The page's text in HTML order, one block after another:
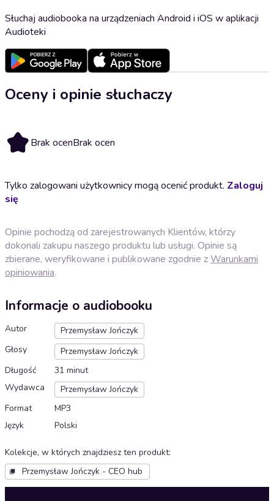
Słuchaj audiobooka na urządzeniach Android i iOS w aplikacji
Audioteki
Oceny i opinie słuchaczy
Brak ocenBrak ocen
Tylko zalogowani użytkownicy mogą ocenić produkt. Zaloguj
się
Opinie pochodzą od zarejestrowanych Klientów, którzy
dokonali zakupu naszego produktu lub usługi. Opinie są
zbierane, weryfikowane i publikowane zgodnie zWarunkami
opiniowania.
Informacje o audiobooku
Autor
Przemysław Jończyk
Głosy
Przemysław Jończyk
Długość
31 minut
Wydawca
Przemysław Jończyk
Format
MP3
Język
Polski
Kolekcje, w których znajdziesz ten produkt:
Przemysław Jończyk - CEO hub